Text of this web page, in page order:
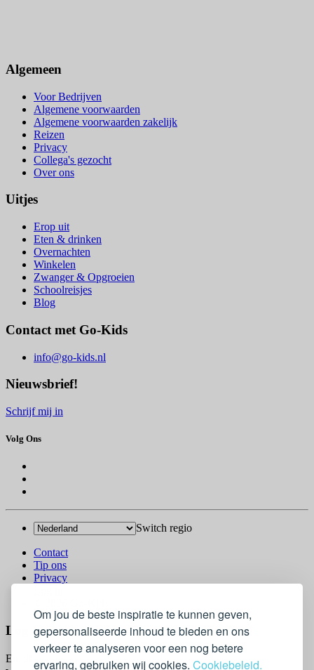
Om jou de beste inspiratie te kunnen geven,
gepersonaliseerde inhoud te bieden en ons
verkeer te analyseren voor een nog betere
ervaring, gebruiken wij cookies. Cookiebeleid.
Algemeen
Voor Bedrijven
Algemene voorwaarden
Algemene voorwaarden zakelijk
Reizen
Privacy
Collega's gezocht
Over ons
Uitjes
Erop uit
Eten & drinken
Overnachten
Winkelen
Zwanger & Opgroeien
Schoolreisjes
Blog
Contact met Go-Kids
info@go-kids.nl
Nieuwsbrief!
Schrijf mij in
Volg Ons
Switch regio
Contact
Tip ons
Privacy
Log In
Email